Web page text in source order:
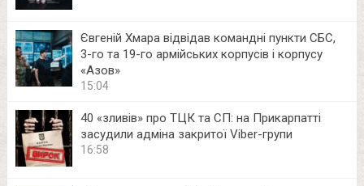
Євгеній Хмара відвідав командні пункти СБС,
3-го та 19-го армійських корпусів і корпусу
«Азов»
15:04
40 «зливів» про ТЦК та СП: на Прикарпатті
засудили адміна закритої Viber-групи
16:58